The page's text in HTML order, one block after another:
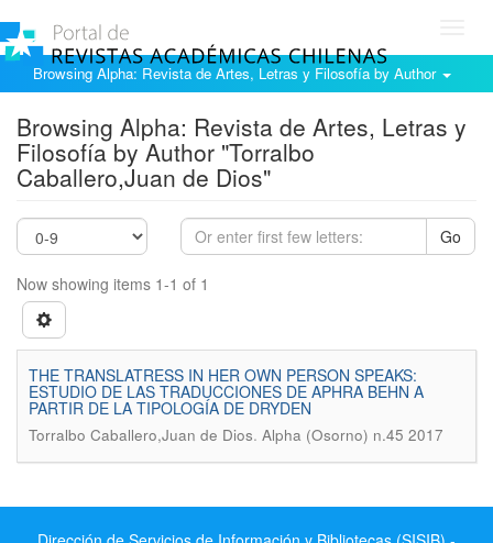
Browsing Alpha: Revista de Artes, Letras y Filosofía by Author
Browsing Alpha: Revista de Artes, Letras y
Filosofía by Author "Torralbo
Caballero,Juan de Dios"
Go
Now showing items 1-1 of 1
THE TRANSLATRESS IN HER OWN PERSON SPEAKS:
ESTUDIO DE LAS TRADUCCIONES DE APHRA BEHN A
PARTIR DE LA TIPOLOGÍA DE DRYDEN
Torralbo Caballero,Juan de Dios. Alpha (Osorno) n.45 2017